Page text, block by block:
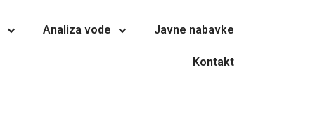
Analiza vode Javne nabavke
Kontakt